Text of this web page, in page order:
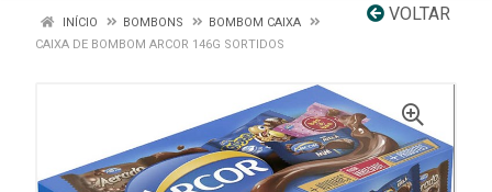
VOLTAR
INÍCIO BOMBONS
BOMBOM CAIXA
CAIXA DE BOMBOM ARCOR 146G SORTIDOS